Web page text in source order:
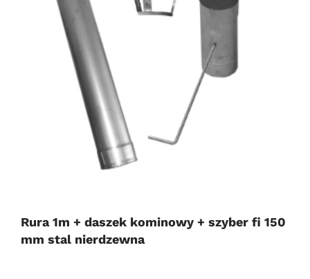
Rura 1m + daszek kominowy + szyber fi 150
mm stal nierdzewna